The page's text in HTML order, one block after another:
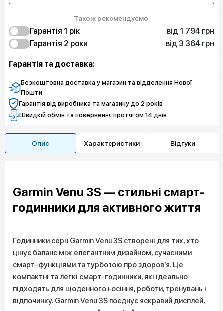
Також рекомендуємо:
Гарантія 1 рiк
від 1 794 грн
Захист від браку
1 794 грн
Гарантія 2 роки
від 3 364 грн
Чистий спокій
Гарантія та доставка:
Безкоштовна доставка у магазин та відделення Нової
Пошти
Гарантія від виробника та магазину до 2 років
Швидкій обмін та повернення протягом 14 днів
Опис Характеристики Відгуки
Garmin Venu 3S — стильні смарт-
годинники для активного життя
Годинники серії Garmin Venu 3S створені для тих, хто
цінує баланс між елегантним дизайном, сучасними
смарт-функціями та турботою про здоров’я. Це
компактні та легкі смарт-годинники, які ідеально
підходять для щоденного носіння, роботи, тренувань і
відпочинку. Garmin Venu 3S поєднує яскравий дисплей,